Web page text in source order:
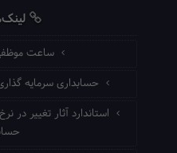
ساعت موظفی ۱۴۰۵
حسابداری سرمایه گذاری ها؛
استاندارد آثار تغییر در